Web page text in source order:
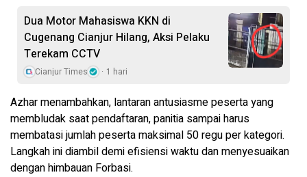
Dua Motor Mahasiswa KKN di
Cugenang Cianjur Hilang, Aksi Pelaku
Terekam CCTV
Cianjur Times 1 hari
Azhar menambahkan, lantaran antusiasme peserta yang
membludak saat pendaftaran, panitia sampai harus
membatasi jumlah peserta maksimal 50 regu per kategori.
Langkah ini diambil demi efisiensi waktu dan menyesuaikan
dengan himbauan Forbasi.